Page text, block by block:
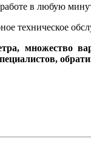
в любую
техническое
множество